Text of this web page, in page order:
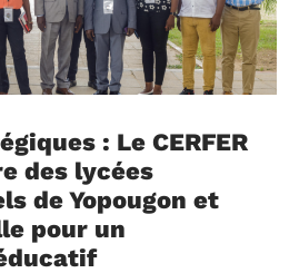
: Le CERFER
des lycées
de Yopougon et
pour un